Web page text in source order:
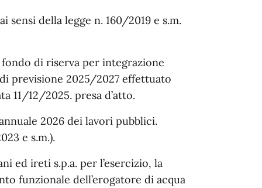
della legge n. 160/2019 e s.m.
di riserva per integrazione
previsione 2025/2027 effettuato
11/12/2025. presa d’atto.
2026 dei lavori pubblici.
e s.m.).
ed ireti s.p.a. per l’esercizio, la
funzionale dell’erogatore di acqua